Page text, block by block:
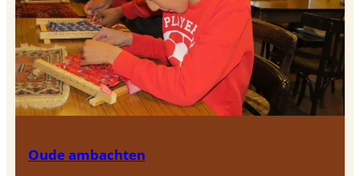
Oude ambachten